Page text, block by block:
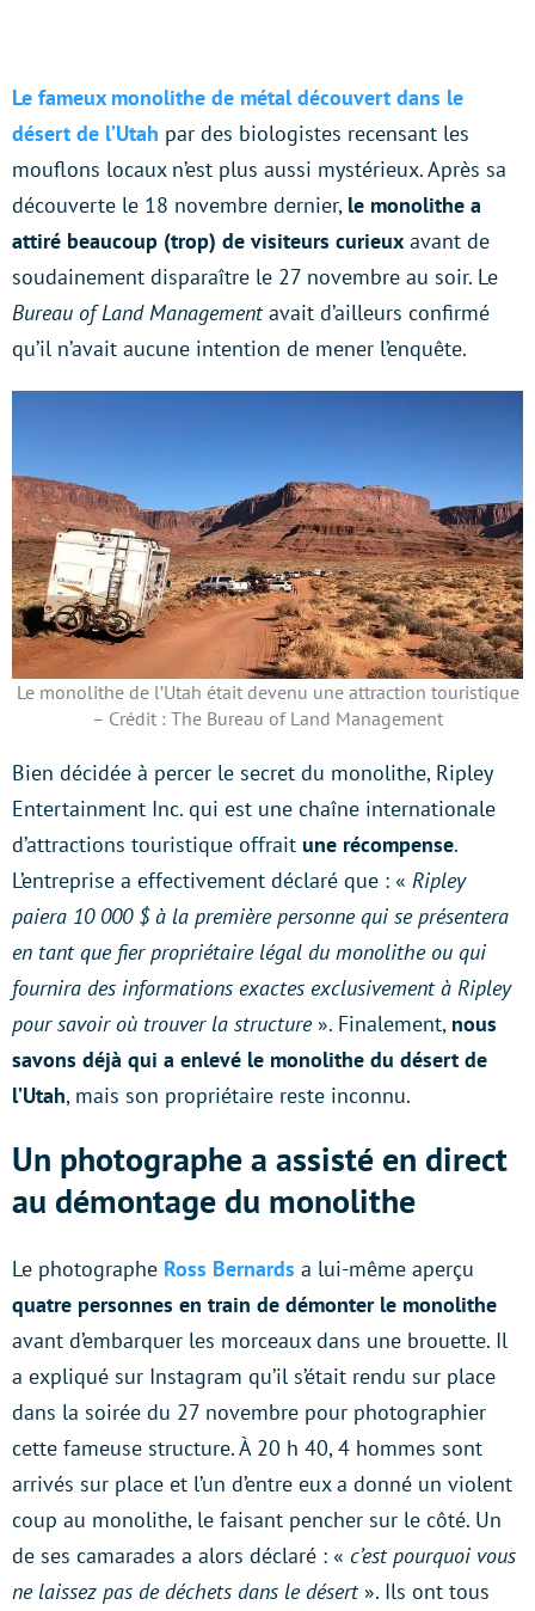
Le fameux monolithe de métal découvert dans le
désert de l’Utah par des biologistes recensant les
mouflons locaux n’est plus aussi mystérieux. Après sa
découverte le 18 novembre dernier, le monolithe a
attiré beaucoup (trop) de visiteurs curieux avant de
soudainement disparaître le 27 novembre au soir. Le
Bureau of Land Managementavait d’ailleurs confirmé
qu’il n’avait aucune intention de mener l’enquête.
Le monolithe de l’Utah était devenu une attraction touristique
– Crédit : The Bureau of Land Management
Bien décidée à percer le secret du monolithe, Ripley
Entertainment Inc. qui est une chaîne internationale
d’attractions touristique offrait une récompense.
L’entreprise a effectivement déclaré que : « Ripley
paiera 10 000 $ à la première personne qui se présentera
en tant que fier propriétaire légal du monolithe ou qui
fournira des informations exactes exclusivement à Ripley
pour savoir où trouver la structure ». Finalement, nous
savons déjà qui a enlevé le monolithe du désert de
l’Utah, mais son propriétaire reste inconnu.
Un photographe a assisté en direct
au démontage du monolithe
Le photographe Ross Bernards a lui-même aperçu
quatre personnes en train de démonter le monolithe
avant d’embarquer les morceaux dans une brouette. Il
a expliqué sur Instagram qu’il s’était rendu sur place
dans la soirée du 27 novembre pour photographier
cette fameuse structure. À 20 h 40, 4 hommes sont
arrivés sur place et l’un d’entre eux a donné un violent
coup au monolithe, le faisant pencher sur le côté. Un
de ses camarades a alors déclaré : « c’est pourquoi vous
ne laissez pas de déchets dans le désert». Ils ont tous